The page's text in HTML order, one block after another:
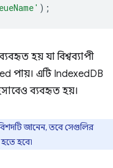
);
হয় যা বিশ্বব্যাপী
পায়। এটি IndexedDB
ব্যবহৃত হয়।
জানেন, তবে সেগুলির
হবে৷